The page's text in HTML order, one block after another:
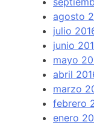
agosto
julio
junio
mayo
abril
marzo
febrero
enero